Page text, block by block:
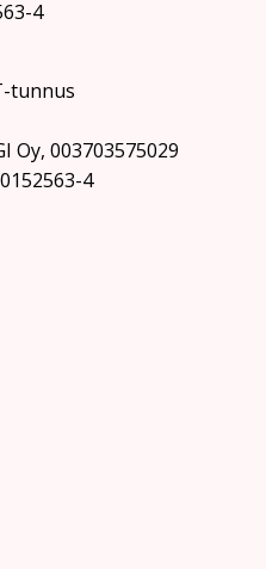
4
tunnus
Oy, 003703575029
4